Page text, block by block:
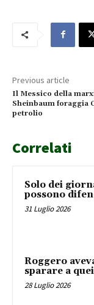
Previous article
Il Messico della
Sheinbaum foraggia
petrolio
Correlati
Solo dei
possono
31 Luglio 2026
Roggero
sparare a
28 Luglio 2026